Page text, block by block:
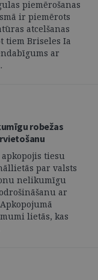
piemērošanas
ir piemērots
atcelšanas
tiem Briseles Ia
ar
robežas
tiesu
par valsts
nelikumīgu
ar
lietās, kas